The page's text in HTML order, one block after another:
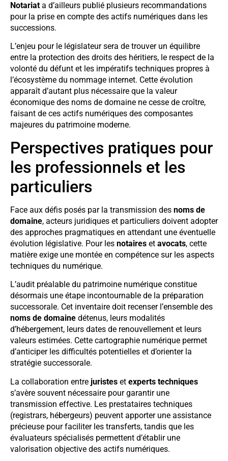
Notariat a d’ailleurs publié plusieurs recommandations
pour la prise en compte des actifs numériques dans les
successions.
L’enjeu pour le législateur sera de trouver un équilibre
entre la protection des droits des héritiers, le respect de la
volonté du défunt et les impératifs techniques propres à
l’écosystème du nommage internet. Cette évolution
apparaît d’autant plus nécessaire que la valeur
économique des noms de domaine ne cesse de croître,
faisant de ces actifs numériques des composantes
majeures du patrimoine moderne.
Perspectives pratiques pour
les professionnels et les
particuliers
Face aux défis posés par la transmission des noms de
domaine, acteurs juridiques et particuliers doivent adopter
des approches pragmatiques en attendant une éventuelle
évolution législative. Pour les notaires et avocats, cette
matière exige une montée en compétence sur les aspects
techniques du numérique.
L’audit préalable du patrimoine numérique constitue
désormais une étape incontournable de la préparation
successorale. Cet inventaire doit recenser l’ensemble des
noms de domaine détenus, leurs modalités
d’hébergement, leurs dates de renouvellement et leurs
valeurs estimées. Cette cartographie numérique permet
d’anticiper les difficultés potentielles et d’orienter la
stratégie successorale.
La collaboration entre juristes et experts techniques
s’avère souvent nécessaire pour garantir une
transmission effective. Les prestataires techniques
(registrars, hébergeurs) peuvent apporter une assistance
précieuse pour faciliter les transferts, tandis que les
évaluateurs spécialisés permettent d’établir une
valorisation objective des actifs numériques.